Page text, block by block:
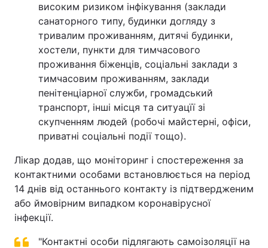
високим ризиком інфікування (заклади
санаторного типу, будинки догляду з
тривалим проживанням, дитячі будинки,
хостели, пункти для тимчасового
проживання біженців, соціальні заклади з
тимчасовим проживанням, заклади
пенітенціарної служби, громадський
транспорт, інші місця та ситуацїї зі
скупченням людей (робочі майстерні, офіси,
приватні соціальні події тощо).
Лікар додав, що моніторинг і спостереження за
контактними особами встановлюється на період
14 днів від останнього контакту із підтвердженим
або ймовірним випадком коронавірусної
інфекції.
"Контактні особи підлягають самоізоляції на